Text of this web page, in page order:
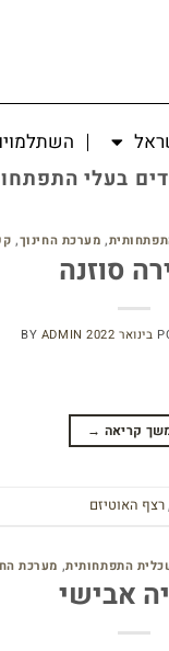
בעלי
, מערכת החינוך,
סוזנה
BY ADMIN
קריאה →
,רצף האוטיזם
התפתחותית, מערכת
אבישי